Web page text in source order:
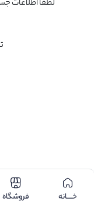
لطفا اطلاعات
خـــــانه فروشگاه